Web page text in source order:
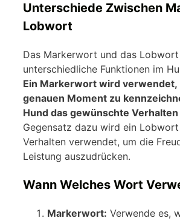
Unterschiede Zwischen
Lobwort
Das Markerwort und das
unterschiedliche Funktionen im
Ein Markerwort wird verwendet,
genauen Moment zu
Hund das gewünschte
Gegensatz dazu wird ein
Verhalten verwendet, um die
Leistung auszudrücken.
Wann Welches Wort
Markerwort: Verwende es,